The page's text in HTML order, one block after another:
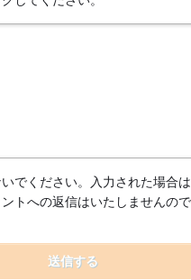
でください。入力された場合
トへの返信はいたしませんの
送信する